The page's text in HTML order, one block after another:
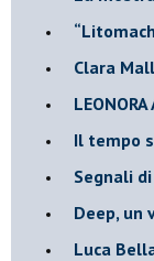
​Clara
Il tempo
Segnali
​Deep, un
​Luca